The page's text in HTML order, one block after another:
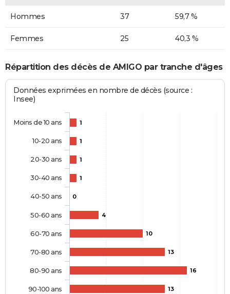
Hommes 37 59,7 %
Femmes 25 40,3 %
Répartition des décès de AMIGO par tranche d'âges
Données exprimées en nombre de décès (source :
Insee)
1
1
1
1
0
4
10
13
16
13
Moins de 10 ans
10-20 ans
20-30 ans
30-40 ans
40-50 ans
50-60 ans
60-70 ans
70-80 ans
80-90 ans
90-100 ans